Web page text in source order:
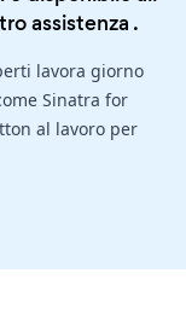
assistenza .
lavora giorno
Sinatra for
al lavoro per